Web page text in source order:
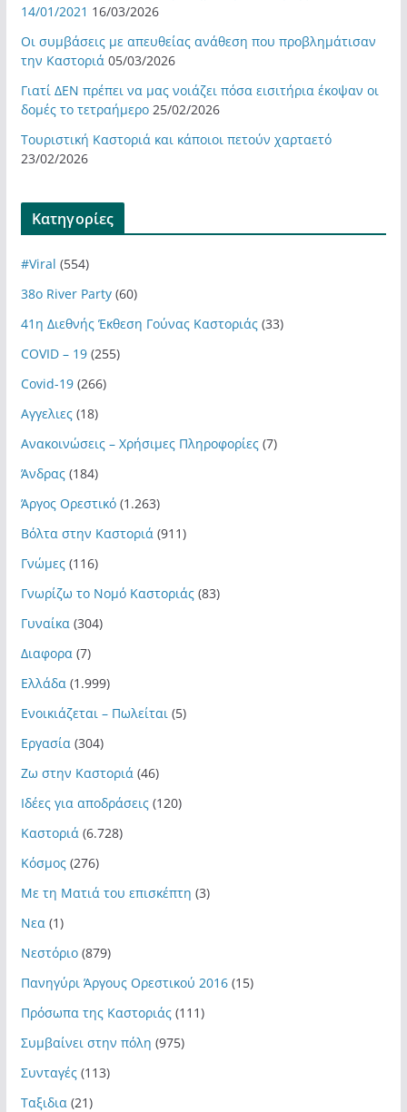
14/01/2021 16/03/2026
Οι συμβάσεις με απευθείας ανάθεση που προβλημάτισαν
την Καστοριά 05/03/2026
Γιατί ΔΕΝ πρέπει να μας νοιάζει πόσα εισιτήρια έκοψαν οι
δομές το τετραήμερο 25/02/2026
Τουριστική Καστοριά και κάποιοι πετούν χαρταετό
23/02/2026
Kατηγορίες
#Viral (554)
38ο River Party(60)
41η Διεθνής Έκθεση Γούνας Καστοριάς(33)
COVID – 19(255)
Covid-19(266)
Αγγελιες(18)
Ανακοινώσεις – Χρήσιμες Πληροφορίες(7)
Άνδρας(184)
Άργος Ορεστικό(1.263)
Βόλτα στην Καστοριά (911)
Γνώμες(116)
Γνωρίζω το Νομό Καστοριάς(83)
Γυναίκα (304)
Διαφορα (7)
Ελλάδα (1.999)
Ενοικιάζεται – Πωλείται (5)
Εργασία (304)
Ζω στην Καστοριά (46)
Ιδέες για αποδράσεις(120)
Καστοριά (6.728)
Κόσμος(276)
Με τη Ματιά του επισκέπτη (3)
Νεα (1)
Νεστόριο(879)
Πανηγύρι Άργους Ορεστικού 2016(15)
Πρόσωπα της Καστοριάς(111)
Συμβαίνει στην πόλη (975)
Συνταγές(113)
Ταξιδια (21)